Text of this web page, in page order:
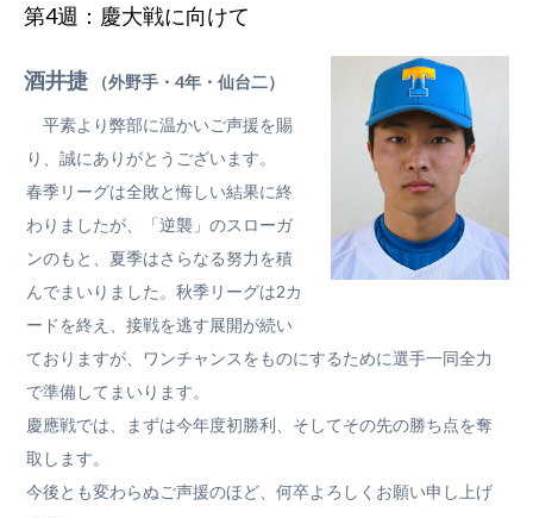
第4週：慶大戦に向けて
酒井捷 （外野手・4年・仙台二）
平素より弊部に温かいご声援を賜
り、誠にありがとうございます。
春季リーグは全敗と悔しい結果に終
わりましたが、「逆襲」のスローガ
ンのもと、夏季はさらなる努力を積
んでまいりました。秋季リーグは2カ
ードを終え、接戦を逃す展開が続い
ておりますが、ワンチャンスをものにするために選手一同全力
で準備してまいります。
慶應戦では、まずは今年度初勝利、そしてその先の勝ち点を奪
取します。
今後とも変わらぬご声援のほど、何卒よろしくお願い申し上げ